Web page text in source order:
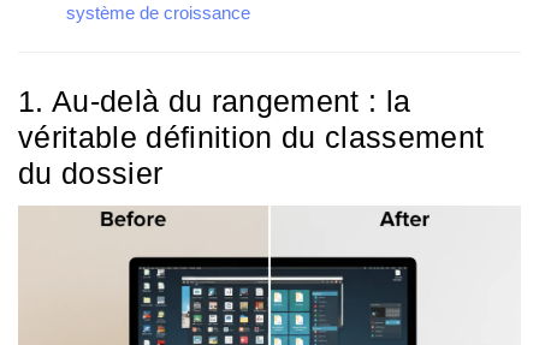
système de croissance
1. Au-delà du rangement : la
véritable définition du classement
du dossier